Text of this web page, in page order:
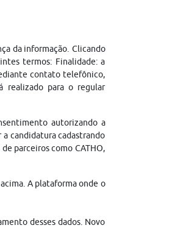
da informação. Clicando
termos: Finalidade: a
contato telefônico,
realizado para o regular
autorizando a
candidatura cadastrando
parceiros como CATHO,
A plataforma onde o
desses dados. Novo